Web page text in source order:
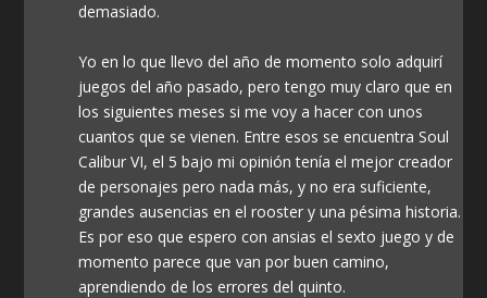
demasiado.
Yo en lo que llevo del año de momento solo adquirí
juegos del año pasado, pero tengo muy claro que en
los siguientes meses si me voy a hacer con unos
cuantos que se vienen. Entre esos se encuentra Soul
Calibur VI, el 5 bajo mi opinión tenía el mejor creador
de personajes pero nada más, y no era suficiente,
grandes ausencias en el rooster y una pésima historia.
Es por eso que espero con ansias el sexto juego y de
momento parece que van por buen camino,
aprendiendo de los errores del quinto.